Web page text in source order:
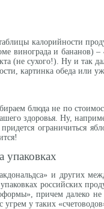
калорийности
винограда и бананов) –
(не сухого!). Ну и так
картинка обеда или
блюда не по
здоровья. Ну,
ограничиться
упаковках
и других
упаковках российских
причем далеко
у таких